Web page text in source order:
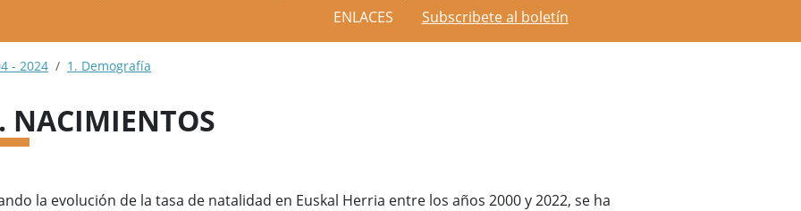
ENLACES
Subscribete al boletín
- 2024 1. Demografía
NACIMIENTOS
la evolución de la tasa de natalidad en Euskal Herria entre los años 2000 y 2022, se ha